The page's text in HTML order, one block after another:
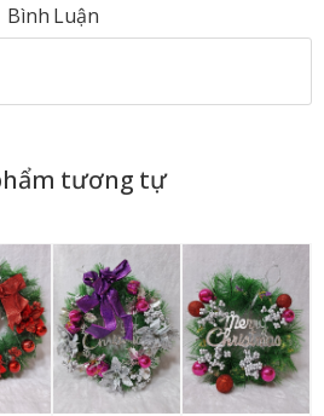
Bình Luận
tương tự